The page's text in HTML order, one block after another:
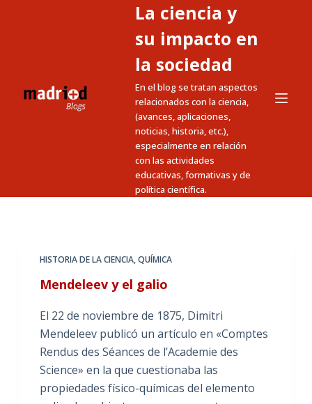
n
La ciencia y
su impacto en
la sociedad
En el blog se tratan aspectos
relacionados con la ciencia,
(avances, aplicaciones,
noticias, historia, etc.),
especialmente en relación
con las actividades
educativas, formativas y de
política científica.
HISTORIA DE LA CIENCIA,QUÍMICA
Mendeleev y el galio
El 22 de noviembre de 1875, Dimitri
Mendeleev publicó un artículo en «Comptes
Rendus des Séances de l’Academie des
Science» en la que cuestionaba las
propiedades físico-químicas del elemento